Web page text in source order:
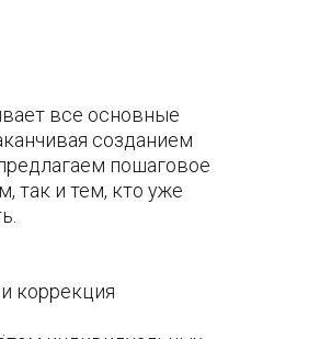
все основные
созданием
пошаговое
так и тем, кто уже
коррекция